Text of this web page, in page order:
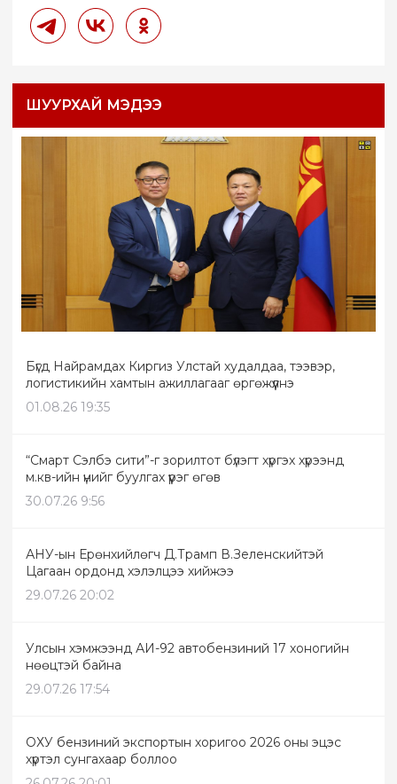
ШУУРХАЙ МЭДЭЭ
Бүгд Найрамдах Киргиз Улстай худалдаа, тээвэр,
логистикийн хамтын ажиллагааг өргөжүүлнэ
01.08.26 19:35
“Смарт Сэлбэ сити”-г зорилтот бүлэгт хүргэх хүрээнд
м.кв-ийн үнийг буулгах үүрэг өгөв
30.07.26 9:56
АНУ-ын Ерөнхийлөгч Д.Трамп В.Зеленскийтэй
Цагаан ордонд хэлэлцээ хийжээ
29.07.26 20:02
Улсын хэмжээнд АИ-92 автобензиний 17 хоногийн
нөөцтэй байна
29.07.26 17:54
ОХУ бензиний экспортын хоригоо 2026 оны эцэс
хүртэл сунгахаар боллоо